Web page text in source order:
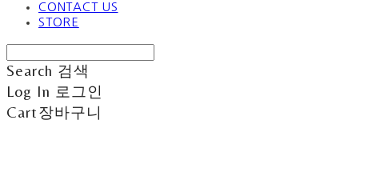
CONTACT US
STORE
Search 검색
Log In 로그인
Cart장바구니